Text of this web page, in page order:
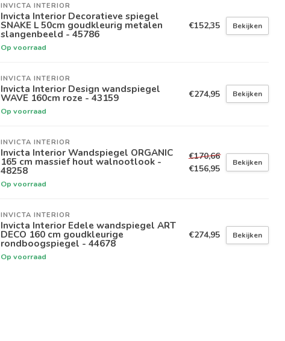
INVICTA INTERIOR
Invicta Interior Decoratieve spiegel
SNAKE L 50cm goudkleurig metalen
slangenbeeld - 45786
Op voorraad
€152,35 Bekijken
INVICTA INTERIOR
Invicta Interior Design wandspiegel
WAVE 160cm roze - 43159
Op voorraad
€274,95 Bekijken
INVICTA INTERIOR
Invicta Interior Wandspiegel ORGANIC
165 cm massief hout walnootlook -
48258
Op voorraad
€170,66
€156,95
Bekijken
INVICTA INTERIOR
Invicta Interior Edele wandspiegel ART
DECO 160 cm goudkleurige
rondboogspiegel - 44678
Op voorraad
€274,95 Bekijken